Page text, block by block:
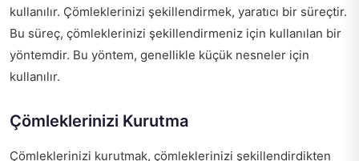
kullanılır. Çömleklerinizi şekillendirmek, yaratıcı bir süreçtir.
Bu süreç, çömleklerinizi şekillendirmeniz için kullanılan bir
yöntemdir. Bu yöntem, genellikle küçük nesneler için
kullanılır.
Çömleklerinizi Kurutma
Çömleklerinizi kurutmak, çömleklerinizi şekillendirdikten